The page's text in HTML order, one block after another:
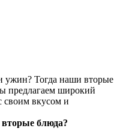
Тогда наши вторые
предлагаем широкий
своим вкусом и
блюда?